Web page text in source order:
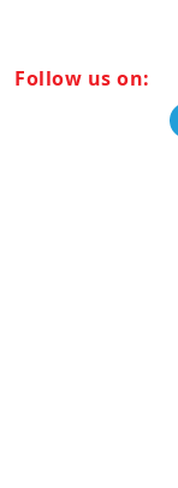
Follow us on: